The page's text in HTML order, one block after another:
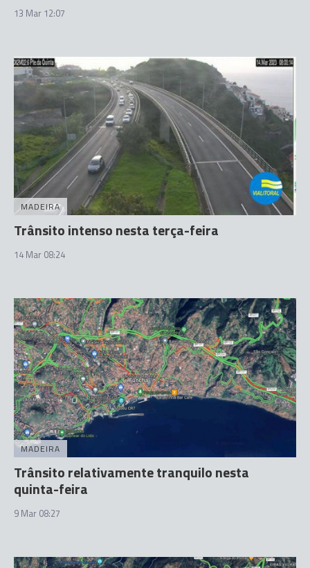
13 Mar 12:07
MADEIRA
Trânsito intenso nesta terça-feira
14 Mar 08:24
MADEIRA
Trânsito relativamente tranquilo nesta
quinta-feira
9 Mar 08:27